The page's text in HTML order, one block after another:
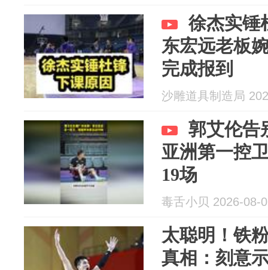
徐杰实锤
东宏远老板
完成报到
沙雕道具制造局
郭艾伦告
亚洲第一控
19场
毒舌小贝 2026-08-
太聪明！铁
真相：刻意